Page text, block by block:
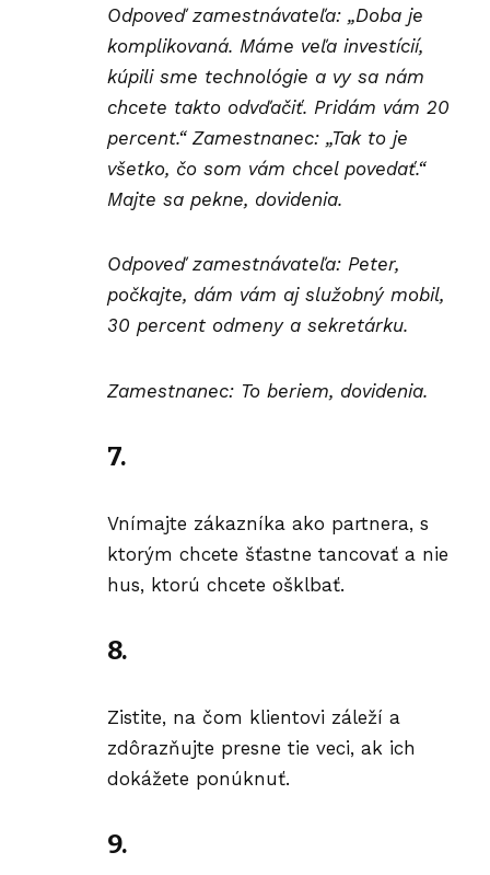
Odpoveď zamestnávateľa: „Doba je
komplikovaná. Máme veľa investícií,
kúpili sme technológie a vy sa nám
chcete takto odvďačiť. Pridám vám 20
percent.“ Zamestnanec: „Tak to je
všetko, čo som vám chcel povedať.“
Majte sa pekne, dovidenia.
Odpoveď zamestnávateľa: Peter,
počkajte, dám vám aj služobný mobil,
30 percent odmeny a sekretárku.
Zamestnanec: To beriem, dovidenia.
7.
Vnímajte zákazníka ako partnera, s
ktorým chcete šťastne tancovať a nie
hus, ktorú chcete ošklbať.
8.
Zistite, na čom klientovi záleží a
zdôrazňujte presne tie veci, ak ich
dokážete ponúknuť.
9.